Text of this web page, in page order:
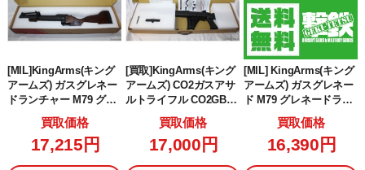
[MIL]KingArms(キング
アームズ) ガスグレネー
ドランチャー M79 グレ
ネードランチャー(KAC
ART04) (18歳以上専用)
買取価格
17,215円
[買取]KingArms(キング
アームズ) CO2ガスアサ
ルトライフル CO2GBB
BLACK MANBA(ブラッ
クマンバ)(JASG認定)(K
A-AG-259-BK) (18歳以上
買取価格
17,000円
[MIL] KingArms(キング
アームズ) ガスグレネー
ド M79 グレネードラン
チャー フルメタル・リ
アルウッド(KA-CART-04
-A01) (18歳以上専用)
買取価格
16,390円